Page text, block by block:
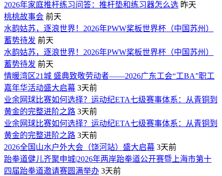
2026年家庭推杆练习问答：推杆垫和练习器怎么选 昨天
桃桃故事会 前天
水韵姑苏，逐浪世界！2026年PWW桨板世界杯（中国苏州）
蓄势待发 前天
水韵姑苏，逐浪世界！2026年PWW桨板世界杯（中国苏州）
蓄势待发 前天
情暖湾区21城 盛典致敬劳动者——2026广东工会“工BA”职工
嘉年华活动盛大启幕 3天前
业余网球比赛如何选择？运动纪ETA七级赛事体系：从青铜到
黄金的完整进阶之路 3天前
业余网球比赛如何选择？运动纪ETA七级赛事体系：从青铜到
黄金的完整进阶之路 3天前
2026全国山水户外大会（饶河站）盛大启幕 3天前
跆拳道健儿齐聚申城|2026年两岸跆拳道公开赛暨上海市第十
四届跆拳道邀请赛圆满举办 3天前